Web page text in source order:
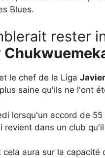
Blues.
rester
et le chef de la Liga
saine qu'ils ne l'ont
lorsqu'un accord de
revient dans un club
cela aura sur la